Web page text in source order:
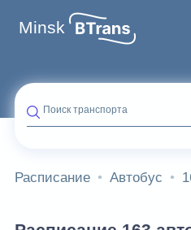
Minsk
Поиск транспорта
Расписание Автобус